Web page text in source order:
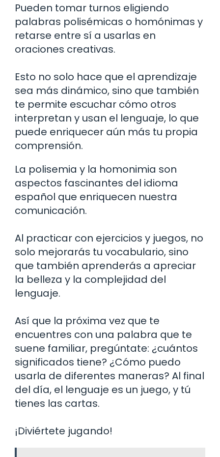
Pueden tomar turnos eligiendo
palabras polisémicas o homónimas y
retarse entre sí a usarlas en
oraciones creativas.
Esto no solo hace que el aprendizaje
sea más dinámico, sino que también
te permite escuchar cómo otros
interpretan y usan el lenguaje, lo que
puede enriquecer aún más tu propia
comprensión.
La polisemia y la homonimia son
aspectos fascinantes del idioma
español que enriquecen nuestra
comunicación.
Al practicar con ejercicios y juegos, no
solo mejorarás tu vocabulario, sino
que también aprenderás a apreciar
la belleza y la complejidad del
lenguaje.
Así que la próxima vez que te
encuentres con una palabra que te
suene familiar, pregúntate: ¿cuántos
significados tiene? ¿Cómo puedo
usarla de diferentes maneras? Al final
del día, el lenguaje es un juego, y tú
tienes las cartas.
¡Diviértete jugando!